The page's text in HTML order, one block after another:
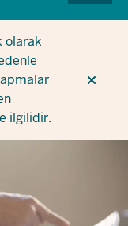
olarak
ilgilidir.